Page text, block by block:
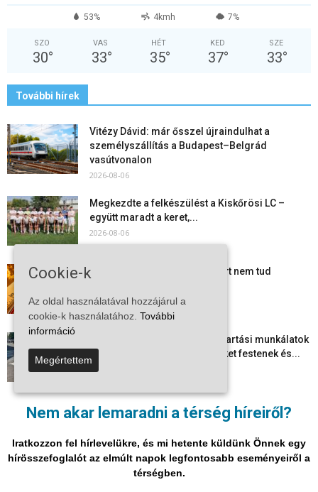
Nem akar lemaradni a térség híreiről?
Iratkozzon fel hírlevelükre, és mi hetente küldünk Önnek egy
hírösszefoglalót az elmúlt napok legfontosabb eseményeiről a
térségben.
53% 4kmh 7%
SZO
30°
VAS
33°
HÉT
35°
KED
37°
SZE
33°
További hírek
Vitézy Dávid: már ősszel újraindulhat a
személyszállítás a Budapest–Belgrád
vasútvonalon
2026-08-06
Megkezdte a felkészülést a Kiskőrösi LC –
együtt maradt a keret,...
2026-08-06
Mi történik Európa felett? Ezért nem tud
2026-08-05
Folyamatosak a nyári karbantartási munkálatok
Kiskőrösön – útburkolati jeleket festenek és...
2026-08-05
Több száz gyorshajtót és ittas sofőrt szűrtek ki
Bács-Kiskun útjain –...
2026-08-04
Cookie-k
Az oldal használatával hozzájárul a
cookie-k használatához. További
információ
Megértettem